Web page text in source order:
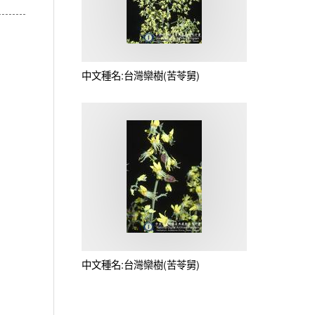
中文種名:台灣欒樹(苦苓舅)
中文種名:台灣欒樹(苦苓舅)